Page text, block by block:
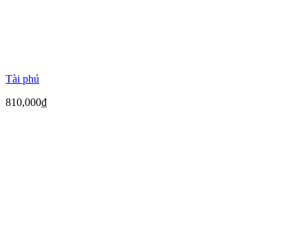
Tài phú
810,000₫